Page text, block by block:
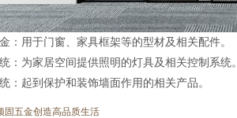
：用于门窗、家具框架等的型材及相关配件。
：为家居空间提供照明的灯具及相关控制系统。
：起到保护和装饰墙面作用的相关产品。
固五金创造高品质生活